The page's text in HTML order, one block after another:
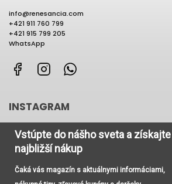
Používame cookies, aby sme Vám
info@renesancia.com
+421 911 760 799
+421 915 799 205
WhatsApp
FacebookInstagram
INSTAGRAM
Vstúpte do nášho sveta a získajte
najbližší nákup
Čaká vás magazín s aktuálnymi informáciami,